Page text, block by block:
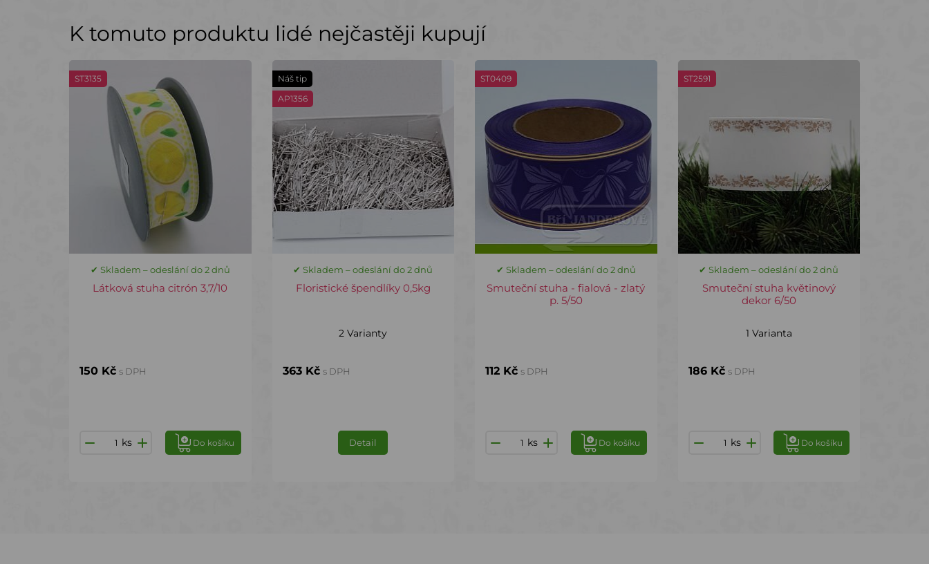
K tomuto produktu lidé nejčastěji kupují
ST3135
✔ Skladem – odeslání do 2 dnů
Látková stuha citrón 3,7/10
150 Kč s DPH
ks Do košíku
Náš tip
AP1356
✔ Skladem – odeslání do 2 dnů
Floristické špendlíky 0,5kg
2 Varianty
363 Kč s DPH
Detail
ST0409
✔ Skladem – odeslání do 2 dnů
Smuteční stuha - fialová - zlatý
p. 5/50
112 Kč s DPH
ks Do košíku
ST2591
✔ Skladem – odeslání do 2 dnů
Smuteční stuha květinový
dekor 6/50
1 Varianta
186 Kč s DPH
ks Do košíku